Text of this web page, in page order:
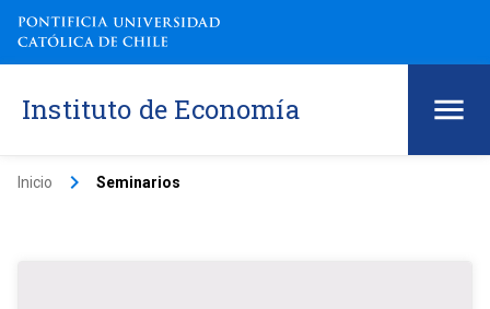
Instituto de Economía
Inicio keyboard_arrow_right Seminarios